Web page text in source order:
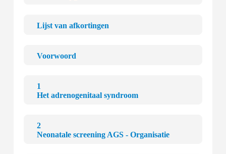
Lijst van afkortingen
Voorwoord
1
Het adrenogenitaal syndroom
2
Neonatale screening AGS - Organisatie